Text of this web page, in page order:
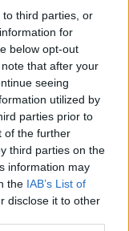
third parties, or
for
below opt-out
that after your
seeing
utilized by
parties prior to
of the further
third parties on the
information may
the IAB’s List of
disclose it to other
settore delle
che ha
un fatturato
portafoglio di
Imprese,